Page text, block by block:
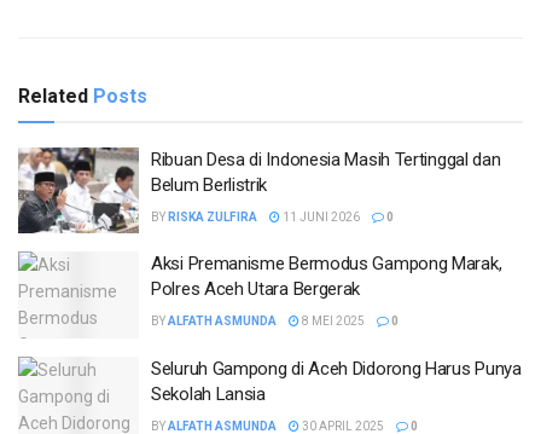
Related Posts
Ribuan Desa di Indonesia Masih Tertinggal dan
Belum Berlistrik
BY RISKA ZULFIRA 11 JUNI 2026 0
Aksi Premanisme Bermodus Gampong Marak,
Polres Aceh Utara Bergerak
BYALFATH ASMUNDA 8 MEI 2025 0
Seluruh Gampong di Aceh Didorong Harus Punya
Sekolah Lansia
BYALFATH ASMUNDA 30 APRIL 2025 0